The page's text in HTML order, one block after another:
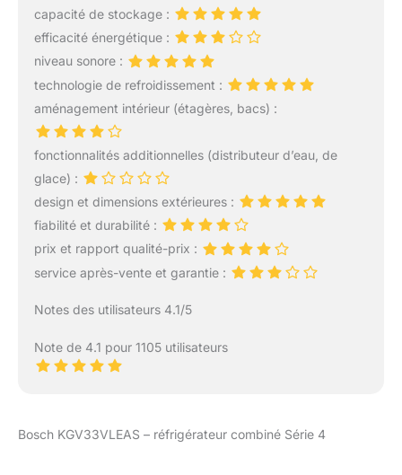
rapidement, tout en
protégeant les aliments
déjà à l'intérieur du
réfrigérateur Le
réfrigérateur dispose
d'un tiroir VitaFresh Il
idéales de stockage pour
grâce au degré réglable
de l'humidité Le système
FreshSence Garantie une
température constante
dans l'appareil malgré les
température Livraison :
2 porte - Bac à glaçons -
capacité de stockage :
efficacité énergétique :
niveau sonore :
technologie de refroidissement :
aménagement intérieur (étagères, bacs) :
fonctionnalités additionnelles (distributeur d’eau, de
glace) :
design et dimensions extérieures :
fiabilité et durabilité :
prix et rapport qualité-prix :
service après-vente et garantie :
Notes des utilisateurs 4.1/5
Note de 4.1 pour 1105 utilisateurs
Bosch KGV33VLEAS – réfrigérateur combiné Série 4